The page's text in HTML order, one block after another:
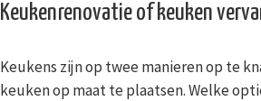
Keukenrenovatie of keuken
Keukens zijn op twee manieren op te
keuken op maat te plaatsen. Welke